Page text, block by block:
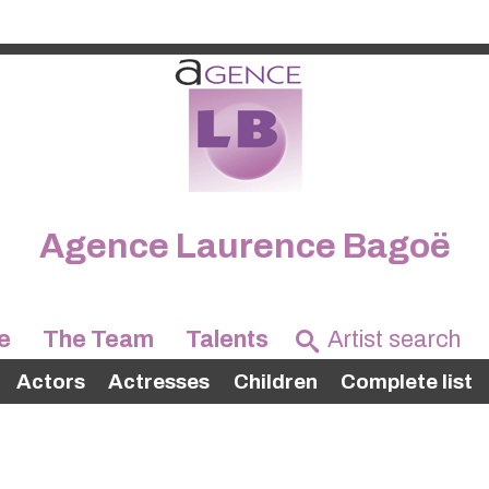
Agence Laurence Bagoë
The Team Talents
Actors Actresses Children Complete list